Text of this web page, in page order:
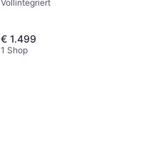
AutoDos Obsidianschwarz
Vollintegriert
€ 1.499
1 Shop